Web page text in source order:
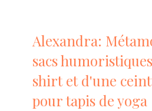
Alexandra:
sacs
shirt et d'une
pour tapis de yoga